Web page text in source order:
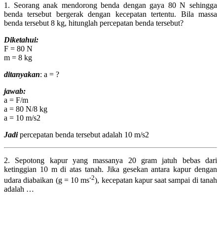
1. Seorang anak mendorong benda dengan gaya 80 N sehingga
benda tersebut bergerak dengan kecepatan tertentu. Bila massa
benda tersebut 8 kg, hitunglah percepatan benda tersebut?
Diketahui:
F = 80 N
m = 8 kg
ditanyakan: a = ?
jawab:
a = F/m
a = 80 N/8 kg
a = 10 m/s2
Jadi percepatan benda tersebut adalah 10 m/s2
2. Sepotong kapur yang massanya 20 gram jatuh bebas dari
ketinggian 10 m di atas tanah. Jika gesekan antara kapur dengan
udara diabaikan (g = 10 ms-2), kecepatan kapur saat sampai di tanah
adalah …